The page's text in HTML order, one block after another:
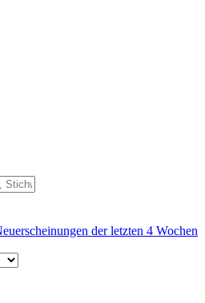
der letzten 4 Wochen